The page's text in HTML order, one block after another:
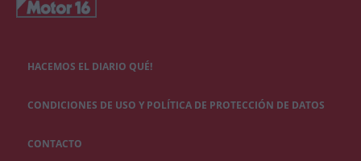
HACEMOS EL DIARIO QUÉ!
CONDICIONES DE USO Y POLÍTICA DE PROTECCIÓN DE DATOS
CONTACTO